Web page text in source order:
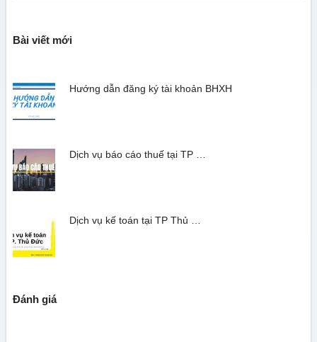
Bài viết mới
Hướng dẫn đăng ký tài khoản BHXH
Dịch vụ báo cáo thuế tại TP …
Dịch vụ kế toán tại TP Thủ …
Đánh giá